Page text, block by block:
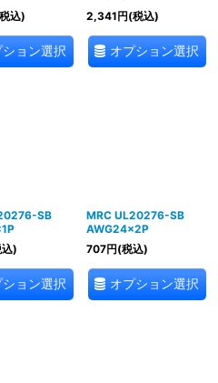
込)
ション選択
2,341円(税込)
オプション選択
SB
)
ション選択
MRC UL20276-SB
AWG24×2P
707円(税込)
オプション選択